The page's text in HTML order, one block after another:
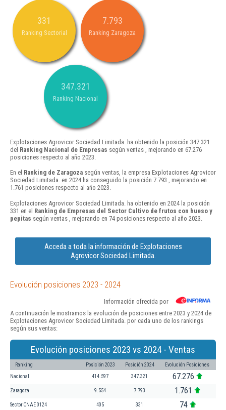
331
Ranking Sectorial
7.793
Ranking Zaragoza
347.321
Ranking Nacional
Explotaciones Agrovicor Sociedad Limitada. ha obtenido la posición 347.321
del Ranking Nacional de Empresas según ventas , mejorando en 67.276
posiciones respecto al año 2023.
En el Ranking de Zaragoza según ventas, la empresa Explotaciones Agrovicor
Sociedad Limitada. en 2024 ha conseguido la posición 7.793 , mejorando en
1.761 posiciones respecto al año 2023.
Explotaciones Agrovicor Sociedad Limitada. ha obtenido en 2024 la posición
331 en el Ranking de Empresas del Sector Cultivo de frutos con hueso y
pepitas según ventas , mejorando en 74 posiciones respecto al año 2023.
Acceda a toda la información de Explotaciones
Agrovicor Sociedad Limitada.
Evolución posiciones 2023 - 2024
Información ofrecida por
A continuación le mostramos la evolución de posiciones entre 2023 y 2024 de
Explotaciones Agrovicor Sociedad Limitada. por cada uno de los rankings
según sus ventas:
Evolución posiciones 2023 vs 2024 - Ventas
Ranking Posición 2023 Posición 2024 Evolución Posiciones
Nacional 414.597 347.321 67.276
Zaragoza 9.554 7.793 1.761
Sector CNAE 0124 405 331 74